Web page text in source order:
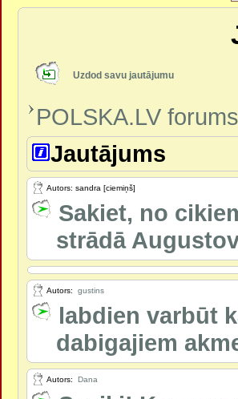
Uzdod savu jautājumu
POLSKA.LV
Jautājums
Autors: sandra [ciemiņš]
Sakiet, no
strādā
Autors: gustins
labdien varbūt
dabigajiem
Autors: Dana